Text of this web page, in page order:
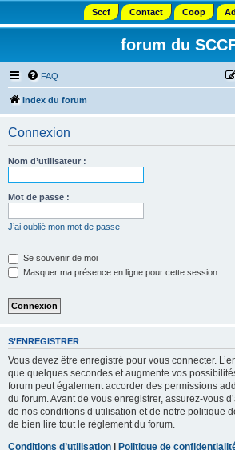
Sccf Contact Coop
forum du
FAQ
Index du forum
Connexion
Nom d’utilisateur :
Mot de passe :
J’ai oublié mon mot de passe
Se souvenir de moi
Masquer ma présence en ligne pour cette session
S’ENREGISTRER
Vous devez être enregistré pour vous connecter.
que quelques secondes et augmente vos
forum peut également accorder des permissions
du forum. Avant de vous enregistrer, assurez-vous
de nos conditions d’utilisation et de notre politique
de bien lire tout le règlement du forum.
Conditions d’utilisation | Politique de